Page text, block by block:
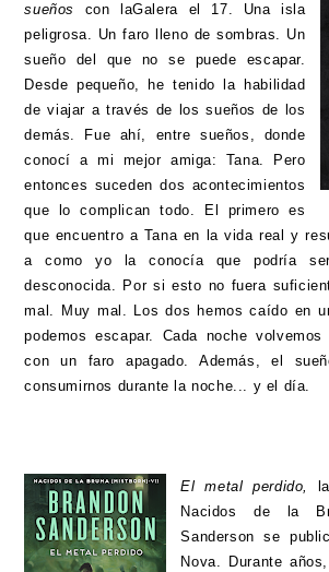
sueños
con laGalera el 17. Una isla
peligrosa. Un faro lleno de sombras. Un
sueño del que no se puede escapar.
Desde pequeño, he tenido la habilidad
de viajar a través de los sueños de los
demás. Fue ahí, entre sueños, donde
conocí a mi mejor amiga: Tana. Pero
entonces suceden dos acontecimientos
que lo complican todo. El primero es
que encuentro a Tana en la vida real y
a como yo la conocía que podría ser
desconocida. Por si esto no fuera
mal. Muy mal. Los dos hemos caído en
podemos escapar. Cada noche
con un faro apagado. Además, el
consumirnos durante la noche... y el día.
El metal perdido,
Nacidos de la
Sanderson se
Nova. Durante